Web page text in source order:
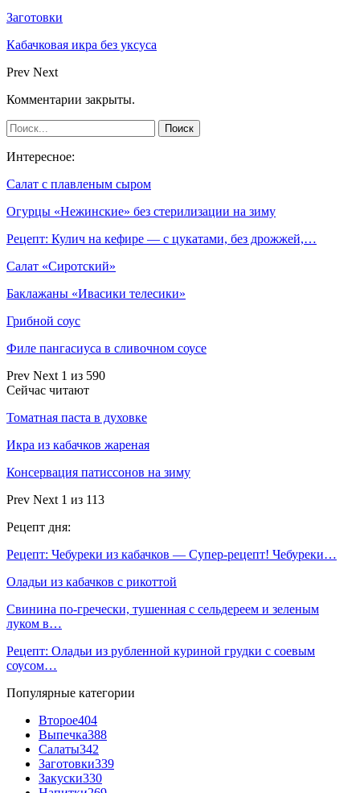
Заготовки
Кабачковая икра без уксуса
Prev Next
Комментарии закрыты.
Интересное:
Салат с плавленым сыром
Огурцы «Нежинские» без стерилизации на зиму
Рецепт: Кулич на кефире — с цукатами, без дрожжей,…
Салат «Сиротский»
Баклажаны «Ивасики телесики»
Грибной соус
Филе пангасиуса в сливочном соусе
Prev Next 1 из 590
Сейчас читают
Томатная паста в духовке
Икра из кабачков жареная
Консервация патиссонов на зиму
Prev Next 1 из 113
Рецепт дня:
Рецепт: Чебуреки из кабачков — Супер-рецепт! Чебуреки…
Оладьи из кабачков с рикоттой
Свинина по-гречески, тушенная с сельдереем и зеленым
луком в…
Рецепт: Оладьи из рубленной куриной грудки с соевым
соусом…
Популярные категории
Второе404
Выпечка388
Салаты342
Заготовки339
Закуски330